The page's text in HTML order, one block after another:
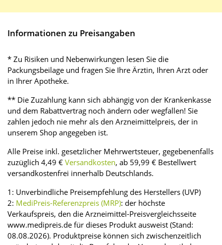
Informationen zu Preisangaben
* Zu Risiken und Nebenwirkungen lesen Sie die
Packungsbeilage und fragen Sie Ihre Ärztin, Ihren Arzt oder
in Ihrer Apotheke.
** Die Zuzahlung kann sich abhängig von der Krankenkasse
und dem Rabattvertrag noch ändern oder wegfallen! Sie
zahlen jedoch nie mehr als den Arzneimittelpreis, der in
unserem Shop angegeben ist.
Alle Preise inkl. gesetzlicher Mehrwertsteuer, gegebenenfalls
zuzüglich 4,49 € Versandkosten, ab 59,99 € Bestellwert
versandkostenfrei innerhalb Deutschlands.
1: Unverbindliche Preisempfehlung des Herstellers (UVP)
2: MediPreis-Referenzpreis (MRP): der höchste
Verkaufspreis, den die Arzneimittel-Preisvergleichsseite
www.medipreis.de für dieses Produkt ausweist (Stand:
08.08.2026). Produktpreise können sich zwischenzeitlich